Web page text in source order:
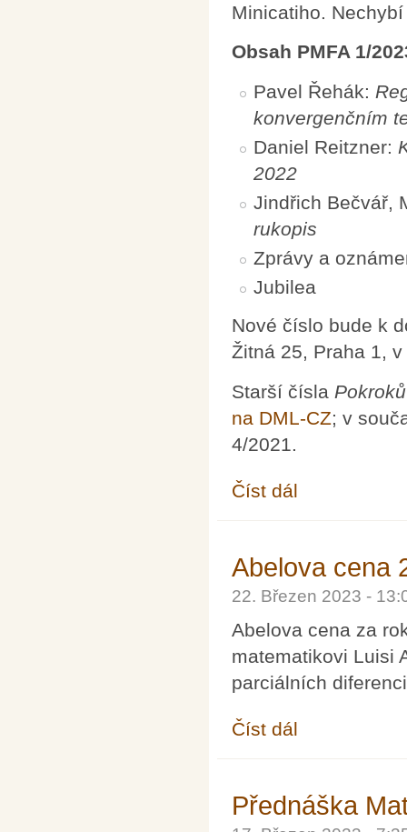
Minicatiho.
Obsah PMFA 1/
Pavel Řehák:
konvergenčním
Daniel Reitzner:
2022
Jindřich Bečvář,
rukopis
Zprávy a
Jubilea
Nové číslo bude k
Žitná 25, Praha 1,
Starší čísla
na DML-CZ; v
4/2021.
Číst dál
Abelova cena
22. Březen 2023 -
Abelova cena za
matematikovi Luisi
parciálních
Číst dál
Přednáška